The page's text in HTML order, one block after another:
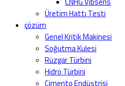
Üretim Hattı Testi
çözüm
Genel Kritik Makinesi
Soğutma Kulesi
Rüzgar Türbini
Hidro Türbini
Çimento Endüstrisi